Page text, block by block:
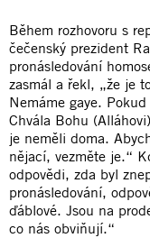
Během rozhovoru s
čečenský prezident
pronásledování
zasmál a řekl, „že je
Nemáme gaye.
Chvála Bohu
je neměli doma.
nějací, vezměte je.“
odpovědi, zda byl
pronásledování,
ďáblové. Jsou na
co nás obviňují.“